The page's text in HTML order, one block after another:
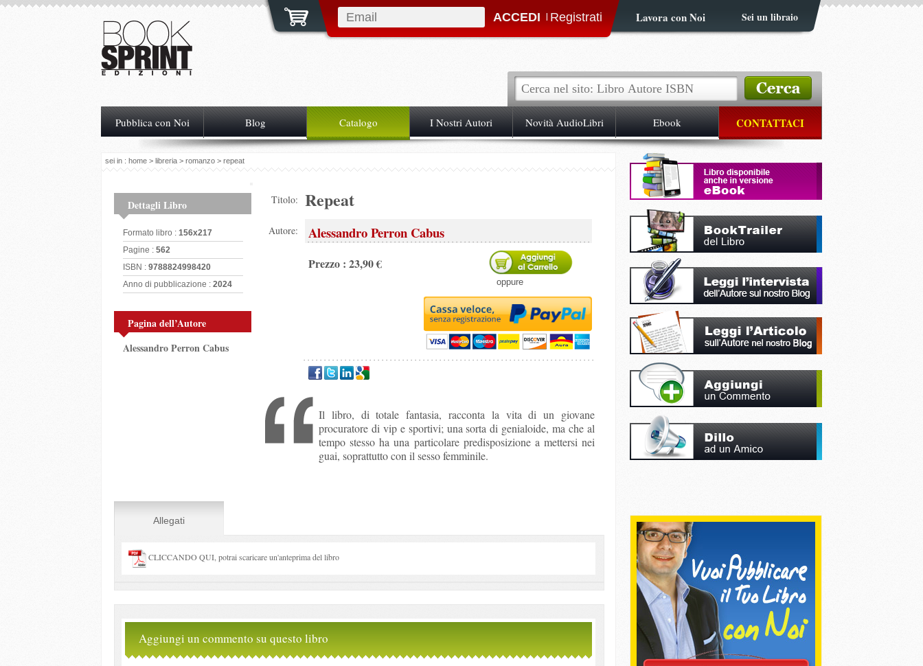
| Lavora con Noi Sei un libraio
Pubblica con Noi Blog Catalogo I Nostri Autori Novità AudioLibri Ebook CONTATTACI
sei in : home > libreria > romanzo > repeat
Dettagli Libro
Formato libro : 156x217
Pagine : 562
ISBN : 9788824998420
Anno di pubblicazione : 2024
Pagina dell’Autore
Alessandro Perron Cabus
Titolo: Repeat
Autore: Alessandro Perron Cabus
Prezzo : 23,90 €
oppure
Il libro, di totale fantasia, racconta la vita di un giovane
procuratore di vip e sportivi; una sorta di genialoide, ma che al
tempo stesso ha una particolare predisposizione a mettersi nei
guai, soprattutto con il sesso femminile.
Allegati
CLICCANDO QUI, potrai scaricare un'anteprima del libro
Aggiungi un commento su questo libro